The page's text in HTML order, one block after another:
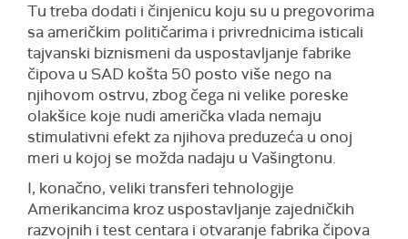
Tu treba dodati i činjenicu koju su u pregovorima
sa američkim političarima i privrednicima isticali
tajvanski biznismeni da uspostavljanje fabrike
čipova u SAD košta 50 posto više nego na
njihovom ostrvu, zbog čega ni velike poreske
olakšice koje nudi američka vlada nemaju
stimulativni efekt za njihova preduzeća u onoj
meri u kojoj se možda nadaju u Vašingtonu.
I, konačno, veliki transferi tehnologije
Amerikancima kroz uspostavljanje zajedničkih
razvojnih i test centara i otvaranje fabrika čipova